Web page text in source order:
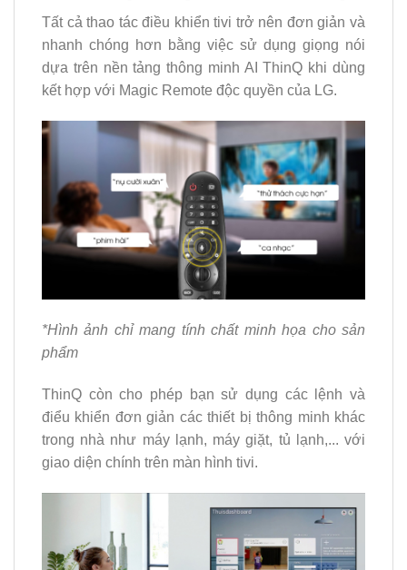
Tất cả thao tác điều khiển tivi trở nên đơn giản và
nhanh chóng hơn bằng việc sử dụng giọng nói
dựa trên nền tảng thông minh AI ThinQ khi dùng
kết hợp với Magic Remote độc quyền của LG.
*Hình ảnh chỉ mang tính chất minh họa cho sản
phẩm
ThinQ còn cho phép bạn sử dụng các lệnh và
điểu khiển đơn giản các thiết bị thông minh khác
trong nhà như máy lạnh, máy giặt, tủ lạnh,... với
giao diện chính trên màn hình tivi.